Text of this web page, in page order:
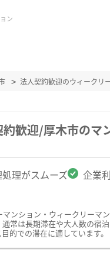
ン
法人契約歓迎のウィークリ
歓迎/厚木市のマ
理がスムーズ 企業
ンション・ウィークリーマ
常は長期滞在や大人数の宿
的での滞在に適しています。